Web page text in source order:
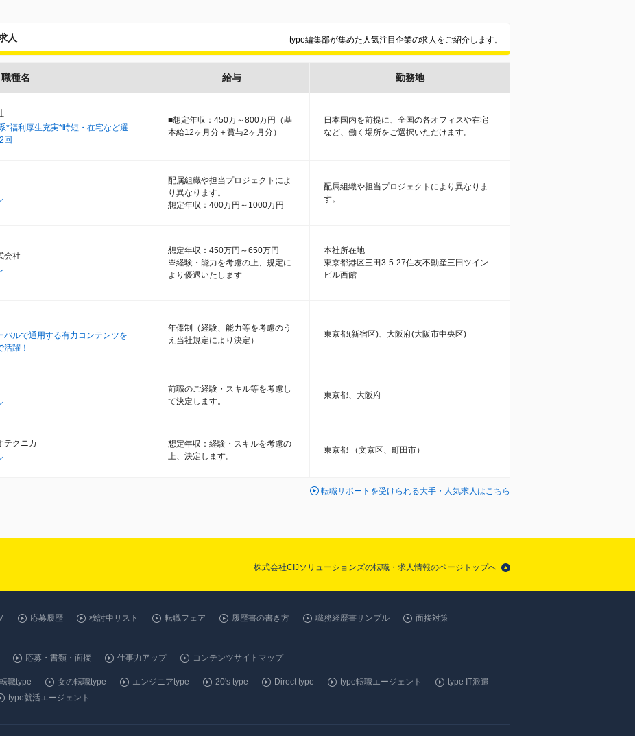
人 type編集部が集めた人気注目企業の求人をご紹介します。
種名 給与 勤務地
*福利厚生充実*時短・在宅など選
回
■想定年収：450万～800万円（基
本給12ヶ月分＋賞与2ヶ月分）
日本国内を前提に、全国の各オフィスや在宅
など、働く場所をご選択いただけます。
配属組織や担当プロジェクトによ
り異なります。
想定年収：400万円～1000万円
配属組織や担当プロジェクトにより異なりま
す。
会社
想定年収：450万円～650万円
※経験・能力を考慮の上、規定に
より優遇いたします
本社所在地
東京都港区三田3-5-27住友不動産三田ツイン
ビル西館
バルで通用する有力コンテンツを
躍！
年俸制（経験、能力等を考慮のう
え当社規定により決定）
東京都(新宿区)、大阪府(大阪市中央区)
前職のご経験・スキル等を考慮し
て決定します。
東京都、大阪府
テクニカ
想定年収：経験・スキルを考慮の
上、決定します。
東京都 （文京区、町田市）
転職サポートを受けられる大手・人気求人はこちら
株式会社CIJソリューションズの転職・求人情報のページトップへ
応募履歴 検討中リスト 転職フェア 履歴書の書き方 職務経歴書サンプル
面接対策
応募・書類・面接 仕事力アップ コンテンツサイトマップ
職type 女の転職type エンジニアtype 20's type Direct type type転職エージェント
type IT派遣
type就活エージェント